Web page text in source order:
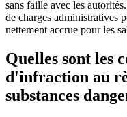
sans faille avec les
de charges administratives
nettement accrue pour les
Quelles sont les
d'infraction au
substances